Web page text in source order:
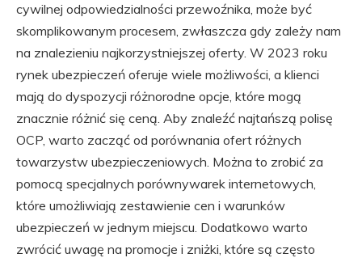
cywilnej odpowiedzialności przewoźnika, może być
skomplikowanym procesem, zwłaszcza gdy zależy nam
na znalezieniu najkorzystniejszej oferty. W 2023 roku
rynek ubezpieczeń oferuje wiele możliwości, a klienci
mają do dyspozycji różnorodne opcje, które mogą
znacznie różnić się ceną. Aby znaleźć najtańszą polisę
OCP, warto zacząć od porównania ofert różnych
towarzystw ubezpieczeniowych. Można to zrobić za
pomocą specjalnych porównywarek internetowych,
które umożliwiają zestawienie cen i warunków
ubezpieczeń w jednym miejscu. Dodatkowo warto
zwrócić uwagę na promocje i zniżki, które są często